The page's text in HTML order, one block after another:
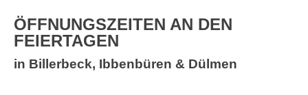
ÖFFNUNGSZEITEN AN DEN
FEIERTAGEN
in Billerbeck, Ibbenbüren & Dülmen